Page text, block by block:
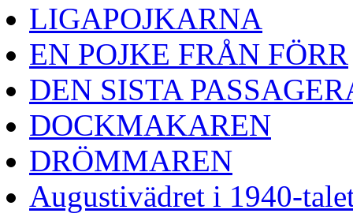
LIGAPOJKARNA
EN POJKE FRÅN FÖRR
DEN SISTA
DOCKMAKAREN
DRÖMMAREN
Augustivädret i 1940-